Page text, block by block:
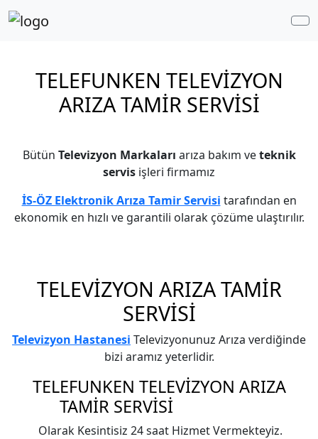
TELEFUNKEN TELEVİZYON
ARIZA TAMİR SERVİSİ
Bütün Televizyon Markaları arıza bakım veteknik
servis işleri firmamız
İS-ÖZ Elektronik Arıza Tamir Servisi tarafından en
ekonomik en hızlı ve garantili olarak çözüme ulaştırılır.
TELEVİZYON ARIZA TAMİR
SERVİSİ
Televizyon Hastanesi Televizyonunuz Arıza verdiğinde
bizi aramız yeterlidir.
TELEFUNKEN TELEVİZYON ARIZA
TAMİR SERVİSİ
Olarak Kesintisiz 24 saat Hizmet Vermekteyiz.